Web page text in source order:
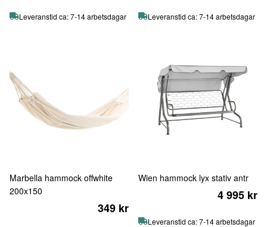
Leveranstid ca: 7-14 arbetsdagar Leveranstid ca: 7-14 arbetsdagar
Marbella hammock offwhite
200x150
349 kr
Wien hammock lyx stativ antr
4 995 kr
Leveranstid ca: 7-14 arbetsdagar